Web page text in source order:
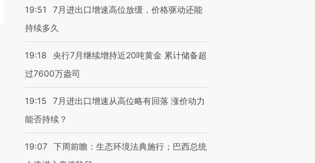
会，让数智科技“链”接产
【特别呈现】寻找100种
有意思的生活方式·第三对
CFO：不靠规模取胜，华
住三大增长引擎是什么？
19:51
7月进出口增速高位放缓，价格驱动还能
持续多久
19:18
央行7月继续增持近20吨黄金 累计储备超
过7600万盎司
19:15
7月进出口增速从高位略有回落 涨价动力
能否持续？
19:07 下周前瞻：生态环境法典施行；巴西总统